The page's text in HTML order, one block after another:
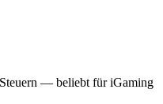
— beliebt für iGaming